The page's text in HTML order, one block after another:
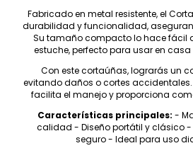
Fabricado en metal resistente, el
durabilidad y funcionalidad,
Su tamaño compacto lo hace fácil
estuche, perfecto para usar en
Con este cortaúñas, lograrás un
evitando daños o cortes
facilita el manejo y proporciona
Características principales: -
calidad - Diseño portátil y clásico -
seguro - Ideal para uso